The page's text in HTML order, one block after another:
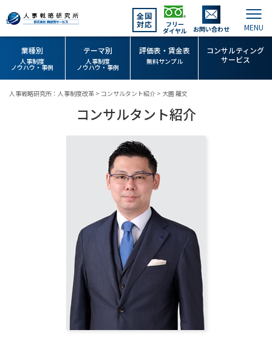
全国
対応
フリー
ダイヤル お問い合わせ
業種別
人事制度
ノウハウ・事例
テーマ別
人事制度
ノウハウ・事例
評価表・賃金表
無料サンプル
コンサルティング
サービス
人事戦略研究所：人事制度改革 > コンサルタント紹介 > 大園 羅文
コンサルタント紹介